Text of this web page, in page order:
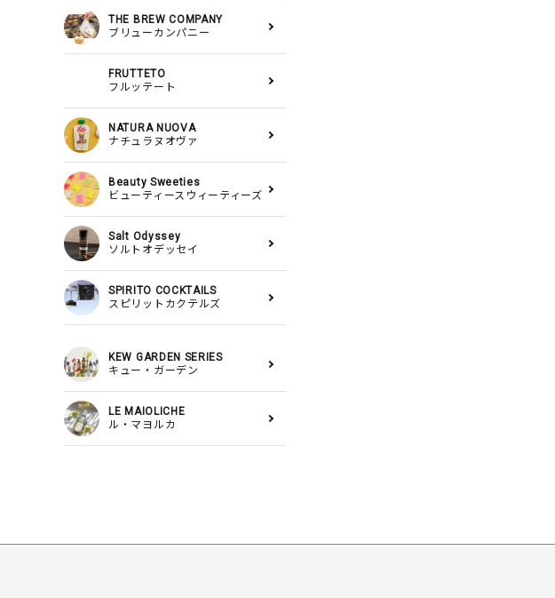
THE BREW COMPANY
ブリューカンパニー
FRUTTETO
フルッテート
NATURA NUOVA
ナチュラヌオヴァ
Beauty Sweeties
ビューティースウィーティーズ
Salt Odyssey
ソルトオデッセイ
SPIRITO COCKTAILS
スピリットカクテルズ
KEW GARDEN SERIES
キュー・ガーデン
LE MAIOLICHE
ル・マヨルカ